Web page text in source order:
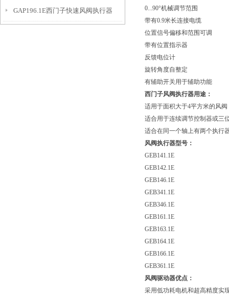
GAP196.1E西门子快速风阀执行器
0...90°机械调节范围
带有0.9米长连接电缆
位置信号偏移和范围可调
带有位置指示器
反馈电位计
旋转角度自整定
有辅助开关用于辅助功能
西门子风阀执行器用途：
适用于面积大于4平方米的风阀
适合用于连续调节控制器或三
适合在同一个轴上有两个执行
风阀执行器型号：
GEB141.1E
GEB142.1E
GEB146.1E
GEB341.1E
GEB346.1E
GEB161.1E
GEB163.1E
GEB164.1E
GEB166.1E
GEB361.1E
风阀驱动器优点：
采用低功耗电机和超高精度实